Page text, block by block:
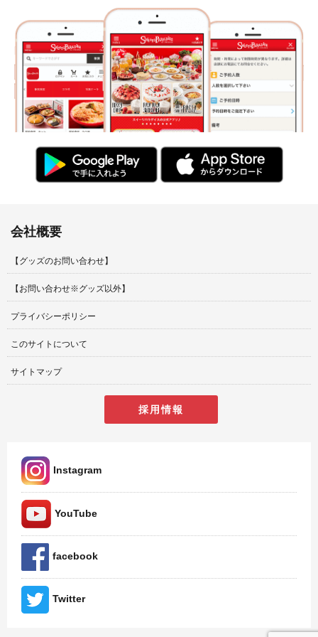
会社概要
【グッズのお問い合わせ】
【お問い合わせ※グッズ以外】
プライバシーポリシー
このサイトについて
サイトマップ
採用情報
Instagram
YouTube
facebook
Twitter